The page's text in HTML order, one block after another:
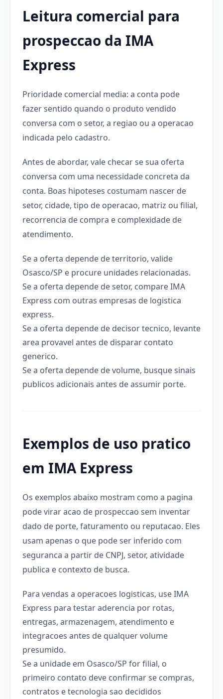
Leitura comercial para
prospeccao da IMA
Express
Prioridade comercial media: a conta pode
fazer sentido quando o produto vendido
conversa com o setor, a regiao ou a operacao
indicada pelo cadastro.
Antes de abordar, vale checar se sua oferta
conversa com uma necessidade concreta da
conta. Boas hipoteses costumam nascer de
setor, cidade, tipo de operacao, matriz ou filial,
recorrencia de compra e complexidade de
atendimento.
Se a oferta depende de territorio, valide
Osasco/SP e procure unidades relacionadas.
Se a oferta depende de setor, compare IMA
Express com outras empresas de logistica
express.
Se a oferta depende de decisor tecnico, levante
area provavel antes de disparar contato
generico.
Se a oferta depende de volume, busque sinais
publicos adicionais antes de assumir porte.
Exemplos de uso pratico
em IMA Express
Os exemplos abaixo mostram como a pagina
pode virar acao de prospeccao sem inventar
dado de porte, faturamento ou reputacao. Eles
usam apenas o que pode ser inferido com
seguranca a partir de CNPJ, setor, atividade
publica e contexto de busca.
Para vendas a operacoes logisticas, use IMA
Express para testar aderencia por rotas,
entregas, armazenagem, atendimento e
integracoes antes de qualquer volume
presumido.
Se a unidade em Osasco/SP for filial, o
primeiro contato deve confirmar se compras,
contratos e tecnologia sao decididos